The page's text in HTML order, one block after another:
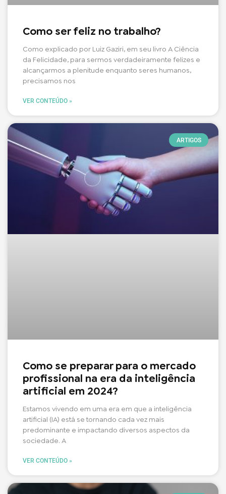
Como ser feliz no trabalho?
Como explicado por Luiz Gaziri, em seu livro A Ciência
da Felicidade, para sermos verdadeiramente felizes e
alcançarmos a plenitude enquanto seres humanos,
precisamos nos
VER CONTEÚDO »
ARTIGOS
Como se preparar para o mercado
profissional na era da inteligência
artificial em 2024?
Estamos vivendo em uma era em que a inteligência
artificial (IA) está se tornando cada vez mais
predominante e impactando diversos aspectos da
sociedade. A
VER CONTEÚDO »